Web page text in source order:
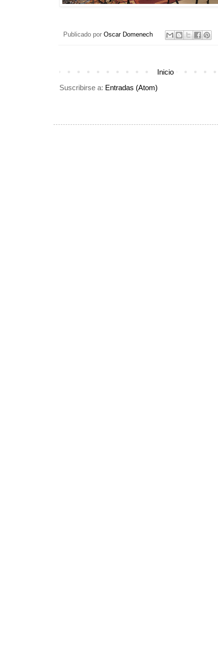
Publicado por Oscar Domenech
Inicio
Suscribirse a: Entradas (Atom)